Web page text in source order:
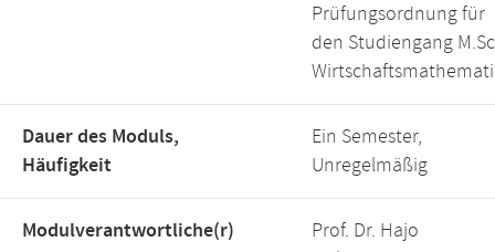
Prüfungsordnung für
den Studiengang
Dauer des Moduls,
Häufigkeit
Ein Semester,
Unregelmäßig
Modulverantwortliche(r)
Prof. Dr. Hajo